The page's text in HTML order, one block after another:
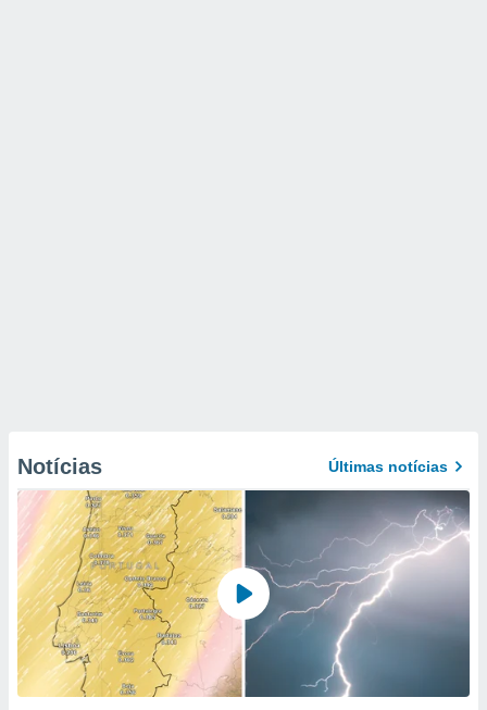
Notícias Últimas notícias